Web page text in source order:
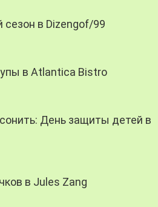
сезон в Dizengof/99
в Atlantica Bistro
День защиты детей в
в Jules Zang